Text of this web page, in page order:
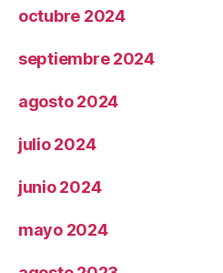
octubre 2024
septiembre 2024
agosto 2024
julio 2024
junio 2024
mayo 2024